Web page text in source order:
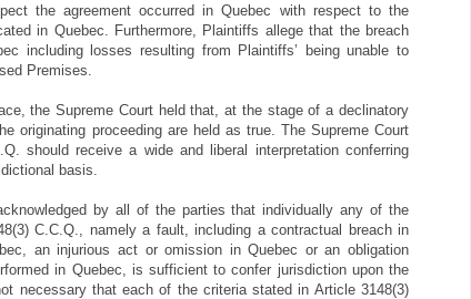
the agreement occurred in Quebec with respect to the
in Quebec. Furthermore, Plaintiffs allege that the breach
including losses resulting from Plaintiffs’ being unable to
Premises.
the Supreme Court held that, at the stage of a declinatory
originating proceeding are held as true. The Supreme Court
should receive a wide and liberal interpretation conferring
basis.
by all of the parties that individually any of the
C.C.Q., namely a fault, including a contractual breach in
an injurious act or omission in Quebec or an obligation
in Quebec, is sufficient to confer jurisdiction upon the
necessary that each of the criteria stated in Article 3148(3)